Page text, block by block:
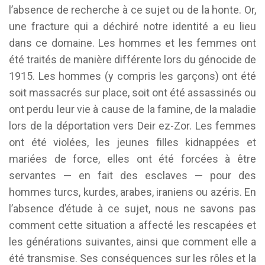
l’absence de recherche à ce sujet ou de la honte. Or,
une fracture qui a déchiré notre identité a eu lieu
dans ce domaine. Les hommes et les femmes ont
été traités de manière différente lors du génocide de
1915. Les hommes (y compris les garçons) ont été
soit massacrés sur place, soit ont été assassinés ou
ont perdu leur vie à cause de la famine, de la maladie
lors de la déportation vers Deir ez-Zor. Les femmes
ont été violées, les jeunes filles kidnappées et
mariées de force, elles ont été forcées à être
servantes — en fait des esclaves — pour des
hommes turcs, kurdes, arabes, iraniens ou azéris. En
l’absence d’étude à ce sujet, nous ne savons pas
comment cette situation a affecté les rescapées et
les générations suivantes, ainsi que comment elle a
été transmise. Ses conséquences sur les rôles et la